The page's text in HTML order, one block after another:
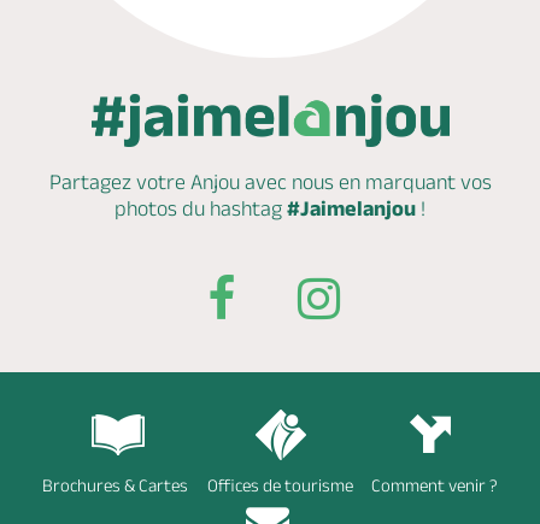
Partagez votre Anjou avec nous en marquantvos
photos du hashtag #Jaimelanjou !
Brochures & Cartes Offices de tourisme Comment venir ?